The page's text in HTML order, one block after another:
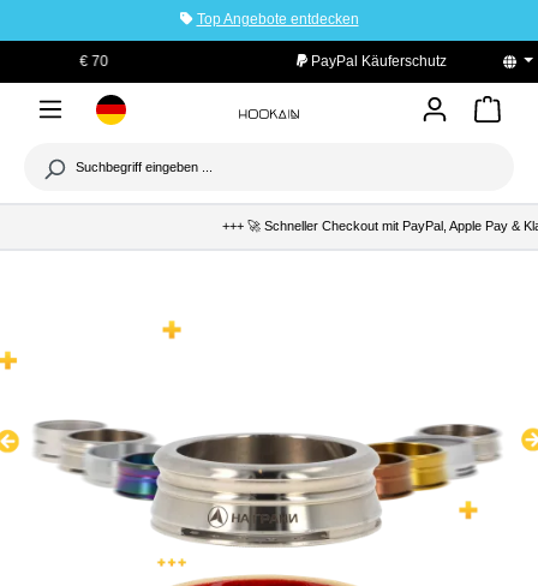
Top Angebote entdecken
PayPal Käuferschutz
+++ 🚀 Schneller Checkout mit PayPal, Apple Pay &